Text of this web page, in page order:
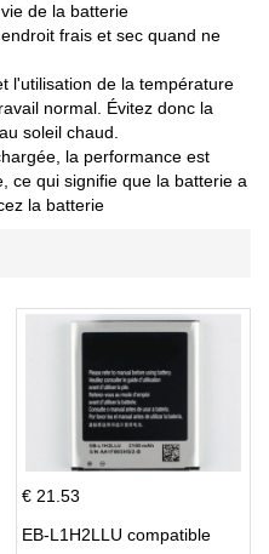
de la batterie
frais et sec quand ne
l'utilisation de la température
normal. Évitez donc la
soleil chaud.
la performance est
ce qui signifie que la batterie a
la batterie
€ 21.53
EB-L1H2LLU compatible